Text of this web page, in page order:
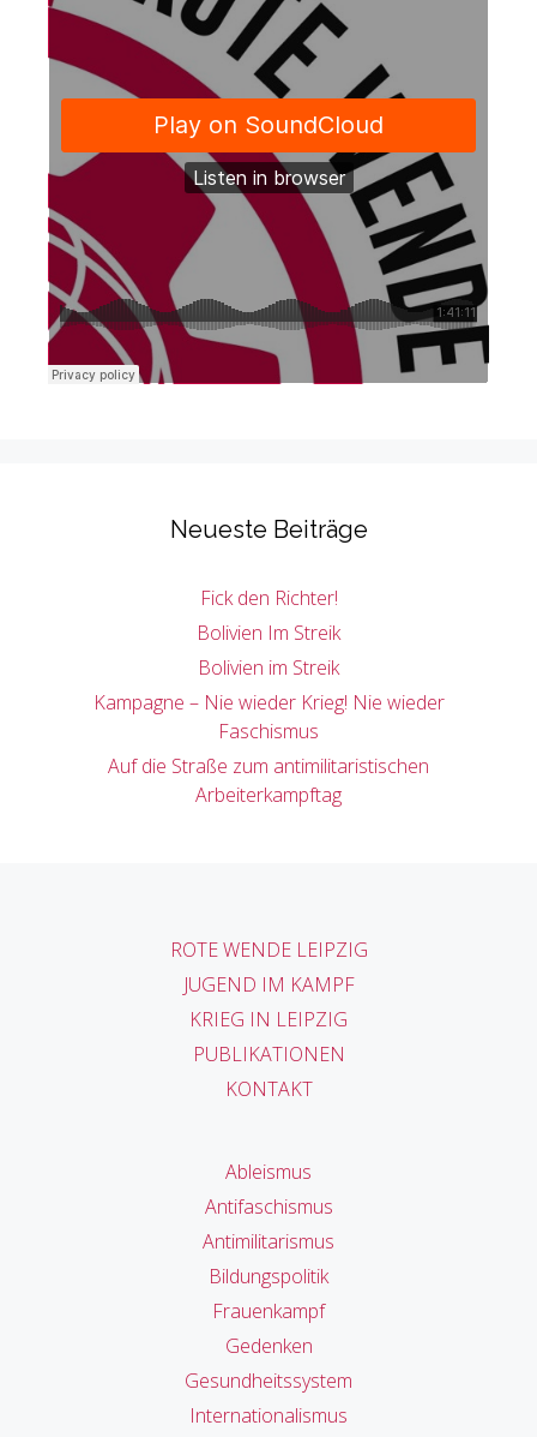
Neueste Beiträge
Fick den Richter!
Bolivien Im Streik
Bolivien im Streik
Kampagne – Nie wieder Krieg! Nie wieder
Faschismus
Auf die Straße zum antimilitaristischen
Arbeiterkampftag
ROTE WENDE LEIPZIG
JUGEND IM KAMPF
KRIEG IN LEIPZIG
PUBLIKATIONEN
KONTAKT
Ableismus
Antifaschismus
Antimilitarismus
Bildungspolitik
Frauenkampf
Gedenken
Gesundheitssystem
Internationalismus